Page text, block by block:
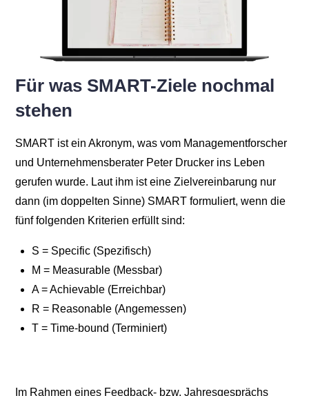
Für was SMART-Ziele nochmal
stehen
SMART ist ein Akronym, was vom Managementforscher
und Unternehmensberater Peter Drucker ins Leben
gerufen wurde. Laut ihm ist eine Zielvereinbarung nur
dann (im doppelten Sinne) SMART formuliert, wenn die
fünf folgenden Kriterien erfüllt sind:
S = Specific (Spezifisch)
M = Measurable (Messbar)
A = Achievable (Erreichbar)
R = Reasonable (Angemessen)
T = Time-bound (Terminiert)
Im Rahmen eines Feedback- bzw. Jahresgesprächs